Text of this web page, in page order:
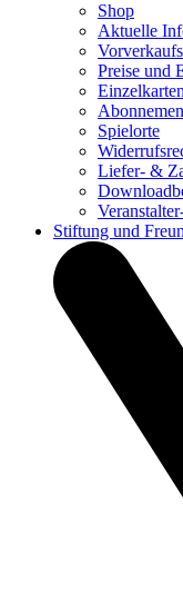
Shop
Aktuelle
Preise und
Einzelkarten
Spielorte
Liefer- &
Stiftung und